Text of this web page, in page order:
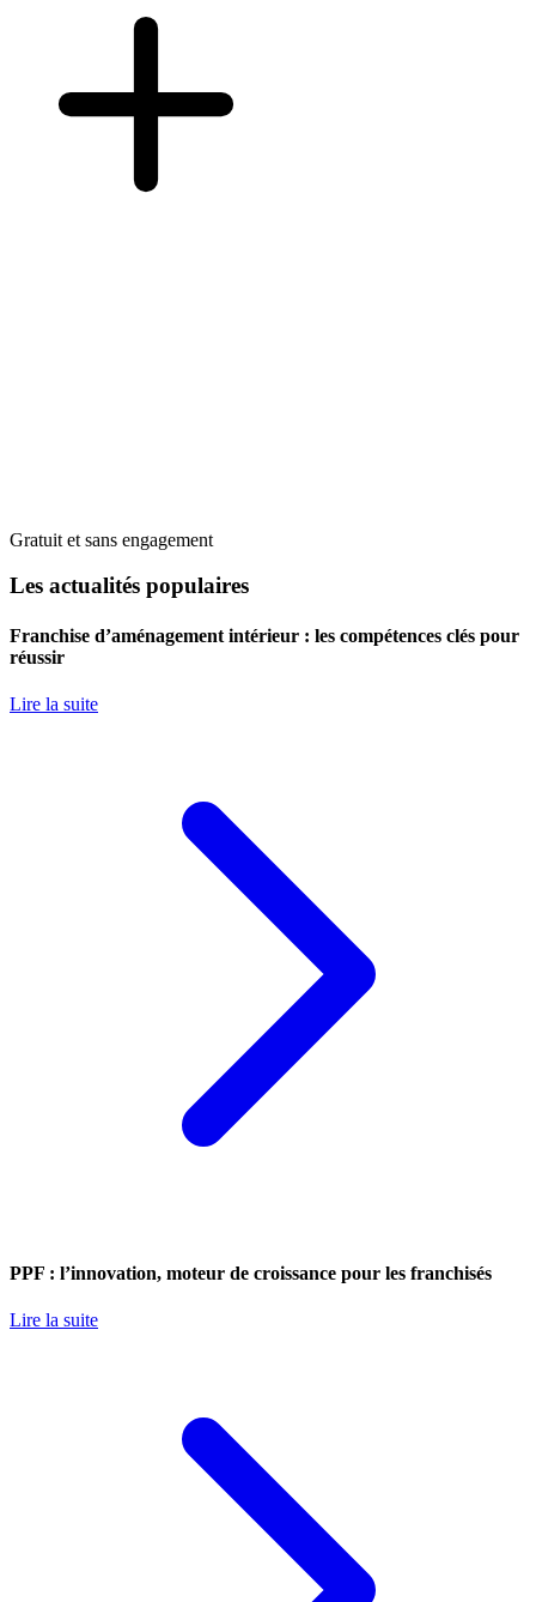
Gratuit et sans engagement
Les actualités populaires
Franchise d’aménagement intérieur : les compétences clés pour
réussir
Lire la suite
PPF : l’innovation, moteur de croissance pour les franchisés
Lire la suite